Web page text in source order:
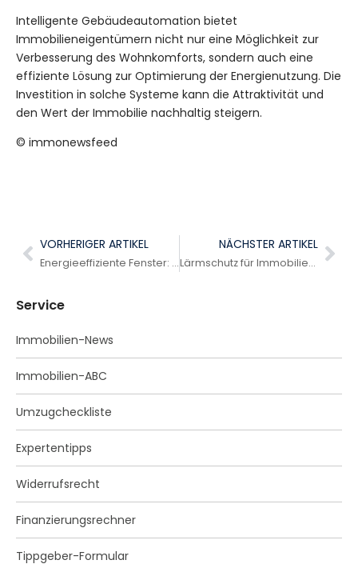
Service
Immobilien-News
Immobilien-ABC
Umzugcheckliste
Expertentipps
Widerrufsrecht
Finanzierungsrechner
Tippgeber-Formular
Intelligente Gebäudeautomation bietet
Immobilieneigentümern nicht nur eine Möglichkeit zur
Verbesserung des Wohnkomforts, sondern auch eine
effiziente Lösung zur Optimierung der Energienutzung. Die
Investition in solche Systeme kann die Attraktivität und
den Wert der Immobilie nachhaltig steigern.
© immonewsfeed
VORHERIGER ARTIKEL
Energieeffiziente Fenster: Mehrwert für Immobilien und Umwelt
NÄCHSTER ARTIKEL
Lärmschutz für Immobilien: Strategien für mehr Wohnqualität